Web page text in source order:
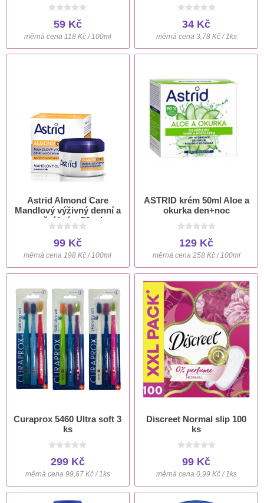
59 Kč
měrná cena 118 Kč / 100ml
34 Kč
měrná cena 3,78 Kč / 1ks
Astrid Almond Care
Mandlový výživný denní a
noční krém 50 ml
99 Kč
měrná cena 198 Kč / 100ml
ASTRID krém 50ml Aloe a
okurka den+noc
129 Kč
měrná cena 258 Kč / 100ml
Curaprox 5460 Ultra soft 3
ks
299 Kč
měrná cena 99,67 Kč / 1ks
Discreet Normal slip 100
ks
99 Kč
měrná cena 0,99 Kč / 1ks